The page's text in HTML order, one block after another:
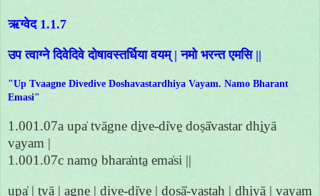
ऋग्वेद 1.1.7
उप त्वाग्ने दिवेदिवे दोषावस्तर्धिया वयम् | नमो भरन्त एमसि ||
"Up Tvaagne Divedive Doshavastardhiya Vayam. Namo Bharant
Emasi"
1.001.07a upa̍ tvāgne di̱ve-di̍ve̱ doṣā̍vastar dhi̱yā
va̱yam |
1.001.07c namo̱ bhara̍nta̱ ema̍si ||
upa̍ | tvā̱ | a̱gne̱ | di̱ve-di̍ve | doṣā̍-vastaḥ | dhi̱yā | va̱yam